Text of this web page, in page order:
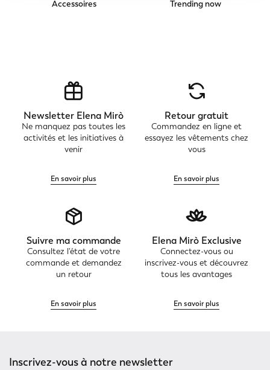
Accessoires Trending now
Newsletter Elena Mirò
Ne manquez pas toutes les
activités et les initiatives à
venir
En savoir plus
Retour gratuit
Commandez en ligne et
essayez les vêtements chez
vous
En savoir plus
Suivre ma commande
Consultez l'état de votre
commande et demandez
un retour
En savoir plus
Elena Mirò Exclusive
Connectez-vous ou
inscrivez-vous et découvrez
tous les avantages
En savoir plus
Inscrivez-vous à notre newsletter